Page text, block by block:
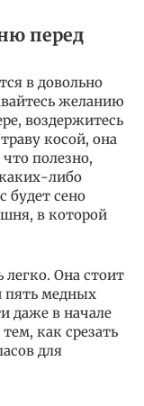
перед
в довольно
желанию
воздержитесь
косой, она
полезно,
либо
будет сено
в которой
Она стоит
пять медных
даже в начале
как срезать
для